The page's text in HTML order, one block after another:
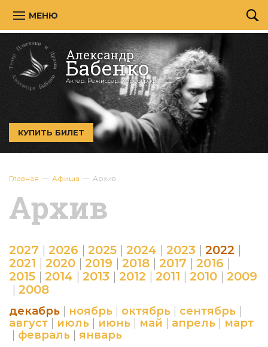
МЕНЮ
Александр
Бабенко
Актер. Режиссёр. Хореограф.
КУПИТЬ БИЛЕТ
Главная Афиша Архив
Архив
2027 | 2026 | 2025 | 2024 | 2023 | 2022 |
2021 | 2020 | 2019 | 2018 | 2017 | 2016 |
2015 | 2014 | 2013 | 2012 | 2011 | 2010 | 2009
| 2008
декабрь ноябрь октябрь сентябрь
август
июль июнь май апрель
март
февраль январь